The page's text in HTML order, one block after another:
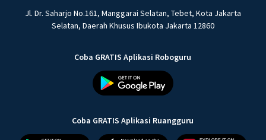
Jl. Dr. Saharjo No.161, Manggarai Selatan, Tebet, Kota Jakarta
Selatan, Daerah Khusus Ibukota Jakarta 12860
Coba GRATIS Aplikasi Roboguru
Coba GRATIS Aplikasi Ruangguru